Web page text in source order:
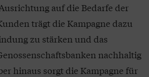
auf die Bedarfe der
trägt die Kampagne dazu
zu stärken und das
nachhaltig
hinaus sorgt die Kampagne für